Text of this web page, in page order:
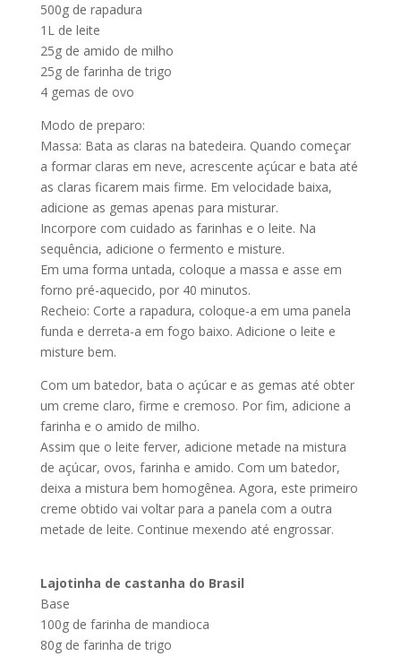
500g de rapadura
1L de leite
25g de amido de milho
25g de farinha de trigo
4 gemas de ovo
Modo de preparo:
Massa: Bata as claras na batedeira. Quando começar
a formar claras em neve, acrescente açúcar e bata até
as claras ficarem mais firme. Em velocidade baixa,
adicione as gemas apenas para misturar.
Incorpore com cuidado as farinhas e o leite. Na
sequência, adicione o fermento e misture.
Em uma forma untada, coloque a massa e asse em
forno pré-aquecido, por 40 minutos.
Recheio: Corte a rapadura, coloque-a em uma panela
funda e derreta-a em fogo baixo. Adicione o leite e
misture bem.
Com um batedor, bata o açúcar e as gemas até obter
um creme claro, firme e cremoso. Por fim, adicione a
farinha e o amido de milho.
Assim que o leite ferver, adicione metade na mistura
de açúcar, ovos, farinha e amido. Com um batedor,
deixa a mistura bem homogênea. Agora, este primeiro
creme obtido vai voltar para a panela com a outra
metade de leite. Continue mexendo até engrossar.
Lajotinha de castanha do Brasil
Base
100g de farinha de mandioca
80g de farinha de trigo